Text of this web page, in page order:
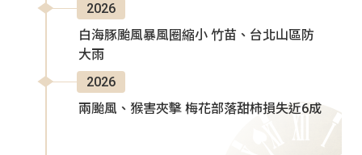
2026
白海豚颱風暴風圈縮小 竹苗、台北山區防
大雨
2026
兩颱風、猴害夾擊 梅花部落甜柿損失近6成